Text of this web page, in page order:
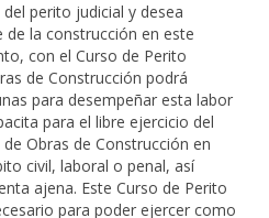
perito judicial y desea
la construcción en este
con el Curso de Perito
de Construcción podrá
para desempeñar esta labor
para el libre ejercicio del
Obras de Construcción en
civil, laboral o penal, así
ajena. Este Curso de Perito
para poder ejercer como